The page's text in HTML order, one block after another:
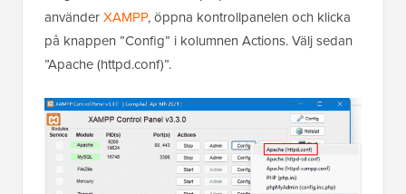
använderXAMPP, öppna kontrollpanelen och klicka
på knappen ”Config” i kolumnen Actions. Välj sedan
”Apache (httpd.conf)”.